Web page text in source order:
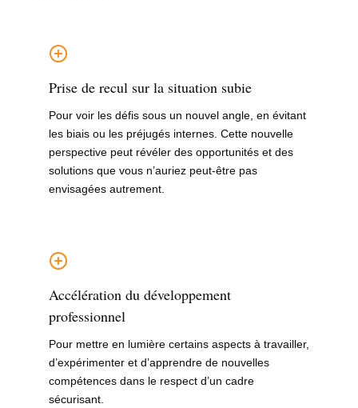
Prise de recul sur la situation subie
Pour voir les défis sous un nouvel angle, en évitant
les biais ou les préjugés internes. Cette nouvelle
perspective peut révéler des opportunités et des
solutions que vous n’auriez peut-être pas
envisagées autrement.
Accélération du développement
professionnel
Pour mettre en lumière certains aspects à travailler,
d’expérimenter et d’apprendre de nouvelles
compétences dans le respect d’un cadre
sécurisant.